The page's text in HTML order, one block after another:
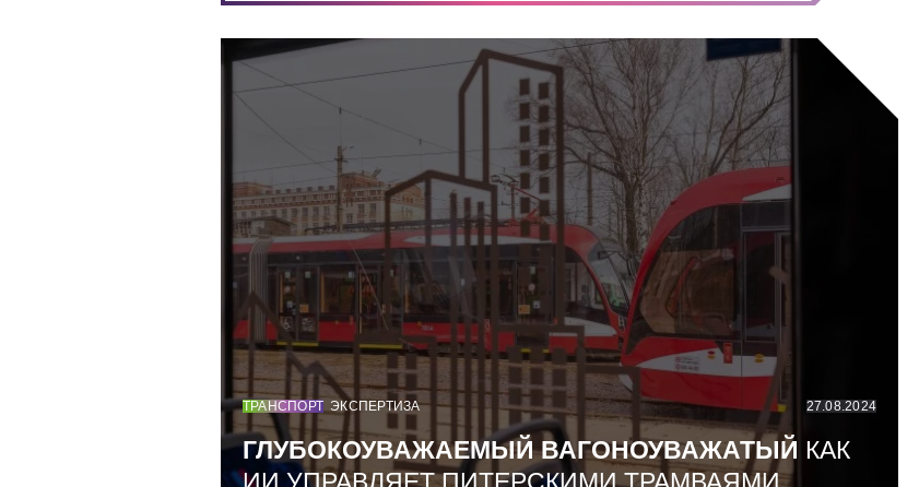
ТРАНСПОРТ ЭКСПЕРТИЗА 27.08.2024
ГЛУБОКОУВАЖАЕМЫЙ ВАГОНОУВАЖАТЫЙ КАК